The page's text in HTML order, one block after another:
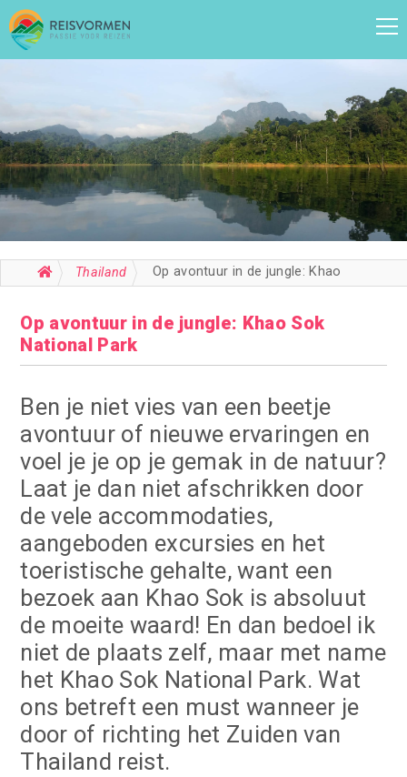
Thailand
Op avontuur in de jungle: Khao Sok
National Park
Ben je niet vies van een beetje
avontuur of nieuwe ervaringen en
voel je je op je gemak in de natuur?
Laat je dan niet afschrikken door
de vele accommodaties,
aangeboden excursies en het
toeristische gehalte, want een
bezoek aan Khao Sok is absoluut
de moeite waard! En dan bedoel ik
niet de plaats zelf, maar met name
het Khao Sok National Park. Wat
ons betreft een must wanneer je
door of richting het Zuiden van
Thailand reist.